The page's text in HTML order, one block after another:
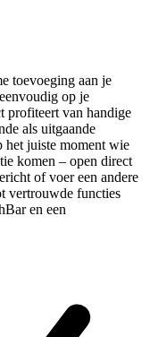
toevoeging aan je
op je
profiteert van handige
als uitgaande
het juiste moment wie
komen – open direct
of voer een andere
vertrouwde functies
en een